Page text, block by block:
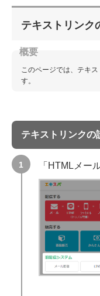
テキストリンク
このページでは、テキ
す。
テキストリンクの
「HTMLメー